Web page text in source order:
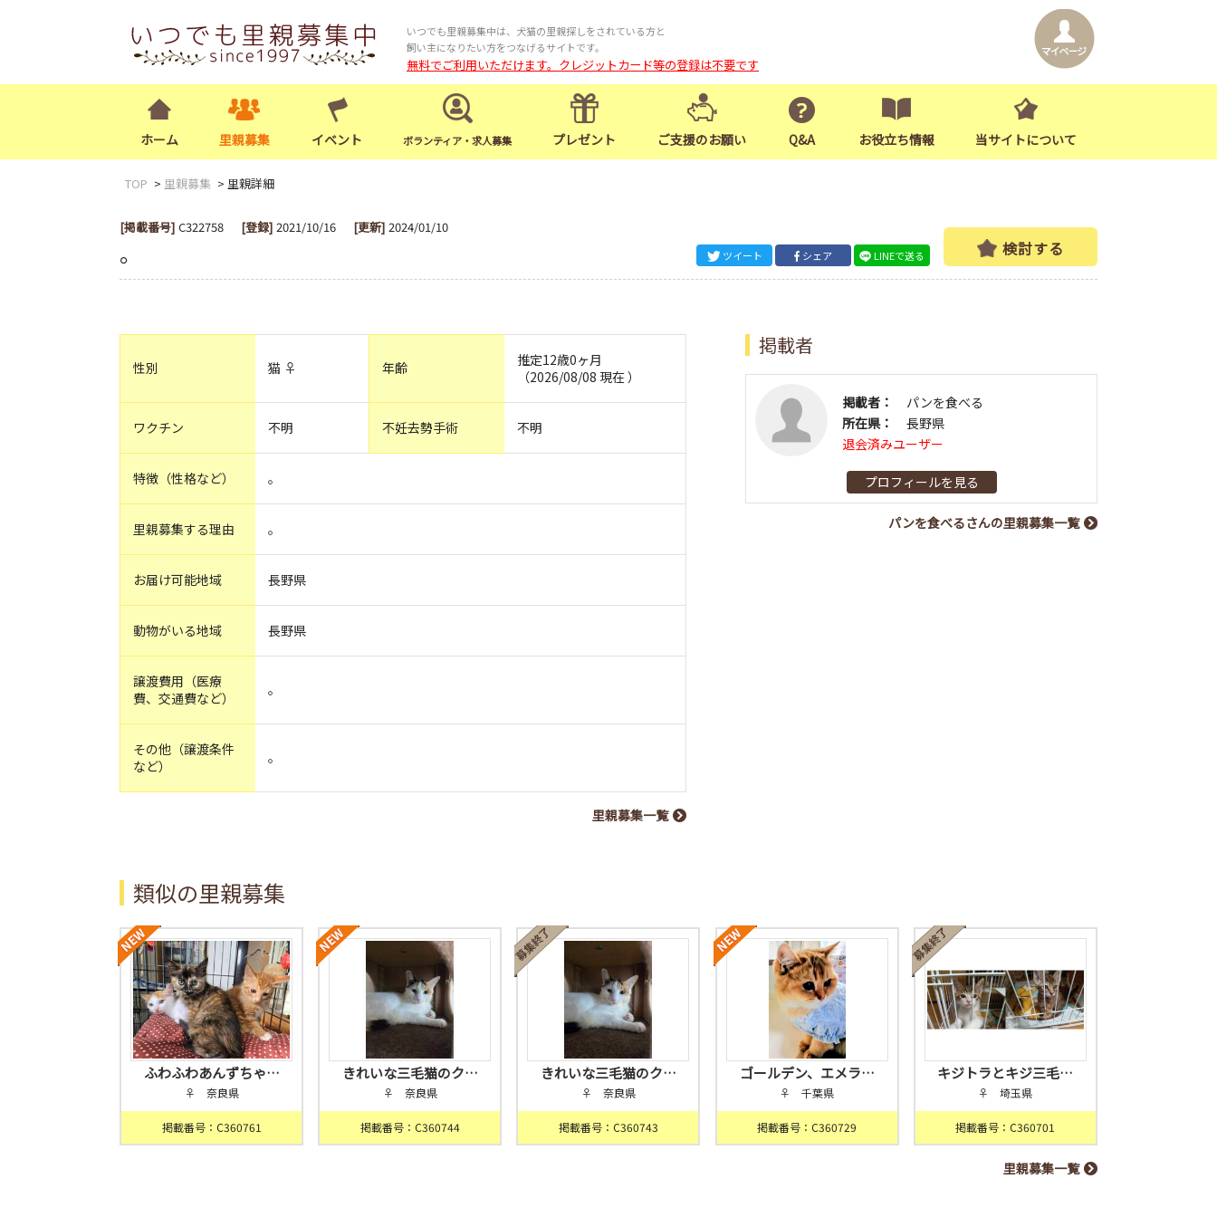
いつでも里親募集中は、犬猫の里親探しをされている方と
飼い主になりたい方をつなげるサイトです。
無料でご利用いただけます。クレジットカード等の登録は不要です
ホーム 里親募集 イベント ボランティア・求人募集 プレゼント ご支援のお願い Q&A お役立ち情報 当サイトについて
TOP 里親募集 里親詳細
[掲載番号] C322758 [登録] 2021/10/16 [更新] 2024/01/10
。 ツイート シェア LINEで送る 検討する
性別 猫 ♀ 年齢
推定12歳0ヶ月
（2026/08/08 現在 ）
ワクチン 不明 不妊去勢手術 不明
特徴（性格など） 。
里親募集する理由 。
お届け可能地域 長野県
動物がいる地域 長野県
譲渡費用（医療
費、交通費など）
。
その他（譲渡条件
など）
。
里親募集一覧
掲載者
掲載者：
パンを食べる
所在県：
長野県
退会済みユーザー
プロフィールを見る
パンを食べるさんの里親募集一覧
類似の里親募集
ふわふわあんずちゃ…
♀ 奈良県
掲載番号：C360761
きれいな三毛猫のク…
♀ 奈良県
掲載番号：C360744
きれいな三毛猫のク…
♀ 奈良県
掲載番号：C360743
ゴールデン、エメラ…
♀ 千葉県
掲載番号：C360729
キジトラとキジ三毛…
♀ 埼玉県
掲載番号：C360701
里親募集一覧